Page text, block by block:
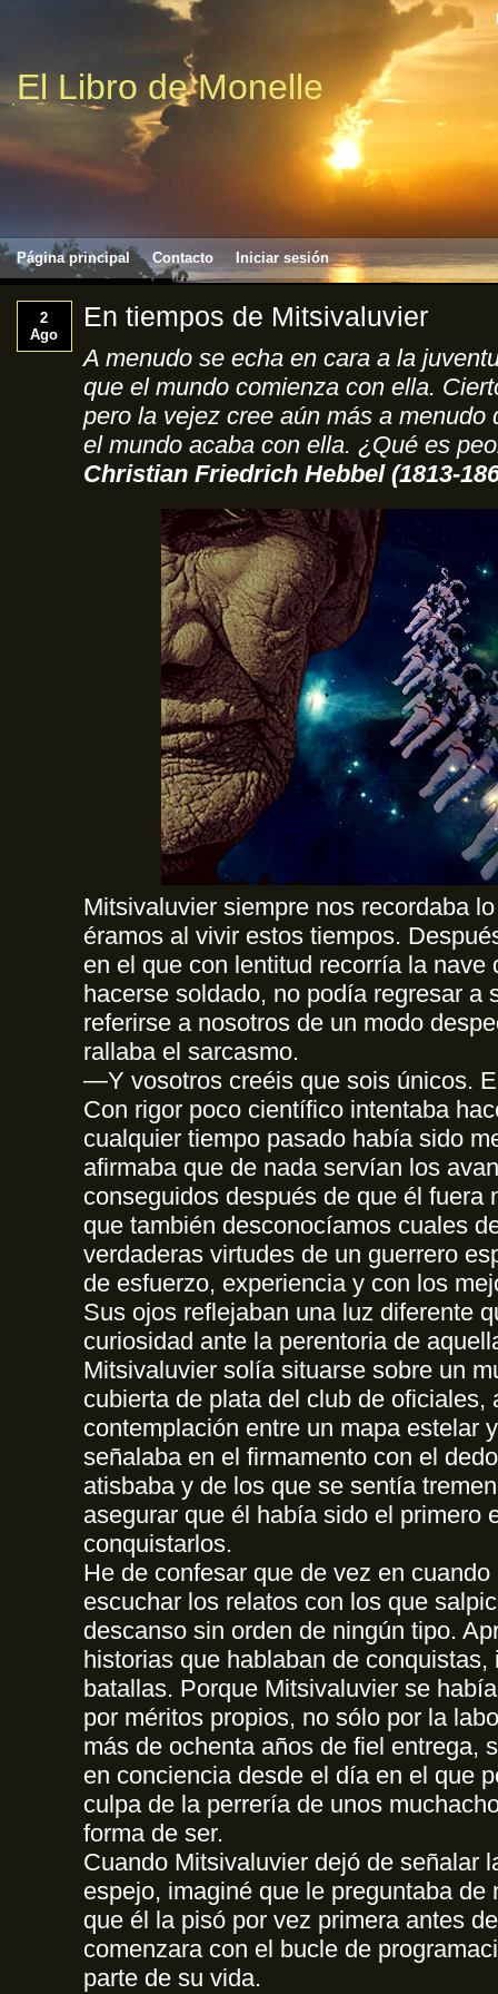
El Libro de Monelle
Página principal Contacto Iniciar sesión
2
Ago
En tiempos de Mitsivaluvier
A menudo se echa en cara a la
que el mundo comienza con ella.
pero la vejez cree aún más a menudo
el mundo acaba con ella. ¿Qué es
Christian Friedrich Hebbel (1813-
Mitsivaluvier siempre nos recordaba
éramos al vivir estos tiempos.
en el que con lentitud recorría la nave
hacerse soldado, no podía regresar a
referirse a nosotros de un modo
rallaba el sarcasmo.
—Y vosotros creéis que sois únicos.
Con rigor poco científico intentaba
cualquier tiempo pasado había sido
afirmaba que de nada servían los
conseguidos después de que él fuera
que también desconocíamos cuales
verdaderas virtudes de un guerrero
de esfuerzo, experiencia y con los
Sus ojos reflejaban una luz diferente
curiosidad ante la perentoria de
Mitsivaluvier solía situarse sobre un
cubierta de plata del club de oficiales,
contemplación entre un mapa estelar
señalaba en el firmamento con el
atisbaba y de los que se sentía
asegurar que él había sido el primero
conquistarlos.
He de confesar que de vez en
escuchar los relatos con los que
descanso sin orden de ningún tipo.
historias que hablaban de
batallas. Porque Mitsivaluvier se
por méritos propios, no sólo por la
más de ochenta años de fiel entrega,
en conciencia desde el día en el que
culpa de la perrería de unos
forma de ser.
Cuando Mitsivaluvier dejó de señalar
espejo, imaginé que le preguntaba de
que él la pisó por vez primera antes
comenzara con el bucle de
parte de su vida.